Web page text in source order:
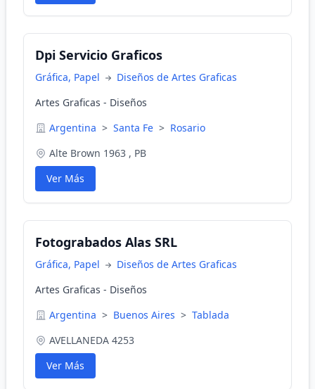
Dpi Servicio Graficos
Gráfica, Papel
Diseños de Artes Graficas
Artes Graficas - Diseños
Argentina > Santa Fe > Rosario
Alte Brown 1963 , PB
Ver Más
Fotograbados Alas SRL
Gráfica, Papel
Diseños de Artes Graficas
Artes Graficas - Diseños
Argentina > Buenos Aires > Tablada
AVELLANEDA 4253
Ver Más